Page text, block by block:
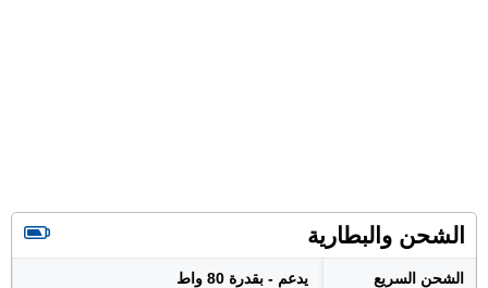
الشحن والبطارية
الشحن السريع يدعم - بقدرة 80 واط